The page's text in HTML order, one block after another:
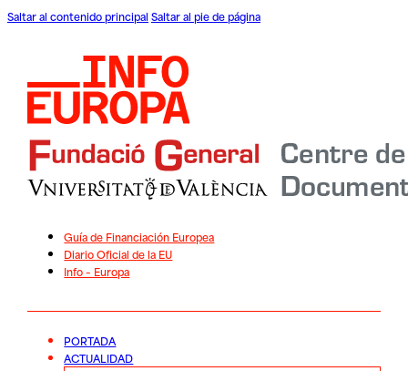
Saltar al contenido principal Saltar al pie de página
Guía de Financiación Europea
Diario Oficial de la EU
Info – Europa
PORTADA
ACTUALIDAD